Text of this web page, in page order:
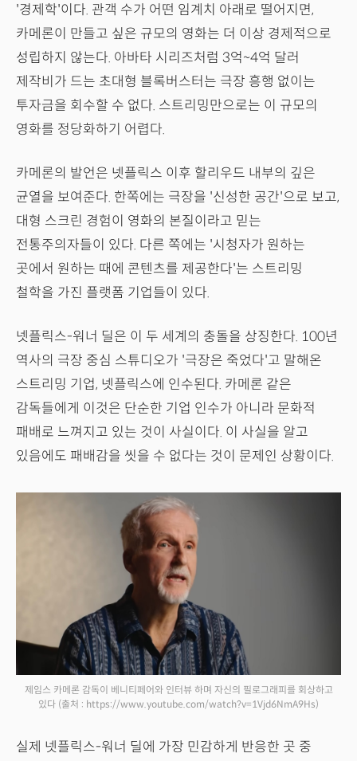
'경제학'이다. 관객 수가 어떤 임계치 아래로 떨어지면,
카메론이 만들고 싶은 규모의 영화는 더 이상 경제적으로
성립하지 않는다. 아바타 시리즈처럼 3억~4억 달러
제작비가 드는 초대형 블록버스터는 극장 흥행 없이는
투자금을 회수할 수 없다. 스트리밍만으로는 이 규모의
영화를 정당화하기 어렵다.
카메론의 발언은 넷플릭스 이후 할리우드 내부의 깊은
균열을 보여준다. 한쪽에는 극장을 '신성한 공간'으로 보고,
대형 스크린 경험이 영화의 본질이라고 믿는
전통주의자들이 있다. 다른 쪽에는 '시청자가 원하는
곳에서 원하는 때에 콘텐츠를 제공한다'는 스트리밍
철학을 가진 플랫폼 기업들이 있다.
넷플릭스-워너 딜은 이 두 세계의 충돌을 상징한다. 100년
역사의 극장 중심 스튜디오가 '극장은 죽었다'고 말해온
스트리밍 기업, 넷플릭스에 인수된다. 카메론 같은
감독들에게 이것은 단순한 기업 인수가 아니라 문화적
패배로 느껴지고 있는 것이 사실이다. 이 사실을 알고
있음에도 패배감을 씻을 수 없다는 것이 문제인 상황이다.
제임스 카메론 감독이 베니티페어와 인터뷰 하며 자신의 필로그래피를 회상하고
있다 (출처 : https://www.youtube.com/watch?v=1Vjd6NmA9Hs)
실제 넷플릭스-워너 딜에 가장 민감하게 반응한 곳 중